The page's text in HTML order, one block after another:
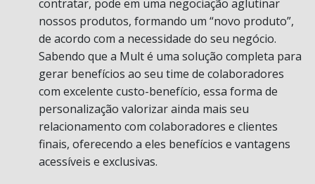
contratar, pode em uma negociação aglutinar
nossos produtos, formando um “novo produto”,
de acordo com a necessidade do seu negócio.
Sabendo que a Mult é uma solução completa para
gerar benefícios ao seu time de colaboradores
com excelente custo-benefício, essa forma de
personalização valorizar ainda mais seu
relacionamento com colaboradores e clientes
finais, oferecendo a eles benefícios e vantagens
acessíveis e exclusivas.